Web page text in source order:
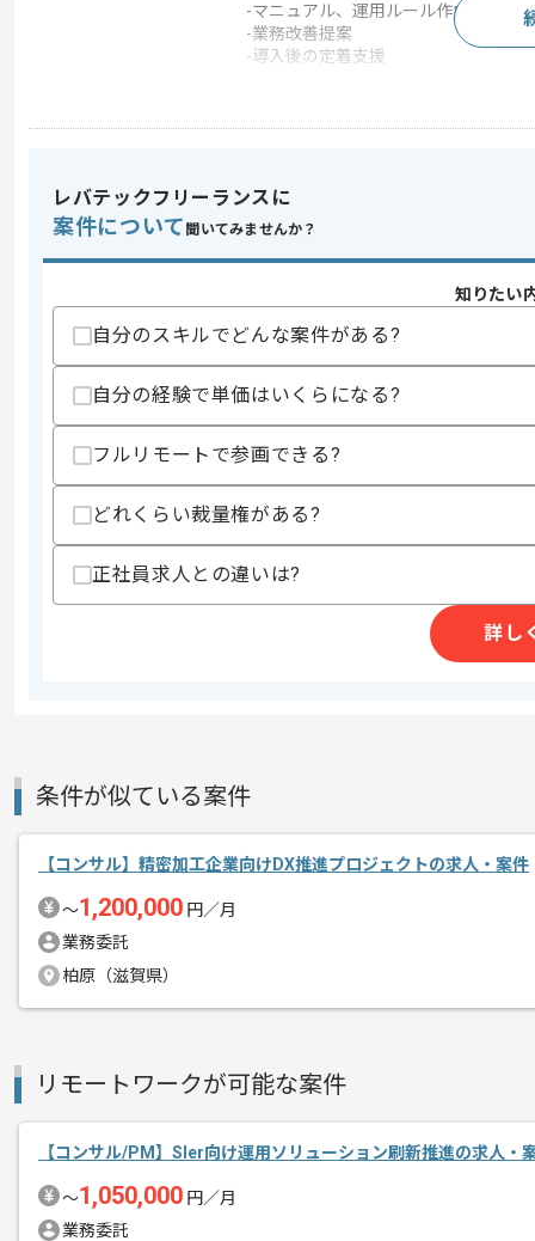
-マニュアル、運用ルール作成
-業務改善提案
-導入後の定着支援
クラウドサービス
求めるスキル
・PL、チームリーダーとしての実務経
・クライアント折衝を伴うプロジェク
・業務課題整理および改善提案経験
歓迎スキル
・PMP、簿記資格
・管理会計、財務会計に関する知見
・製造業に関する知見
・PM、PLとしてのプロジェクト管理経
スキルに不安がある方へ
上記に似た経験やスキルをお持ちであれば申
エージェントからのコ
メント
パッケージ、ソフトウェア、クラウド
を展開している企業でございます。
ITコンサルタントとしての実務経験を活
基本的には一部リモートでの作業を見込
レバテックフリーランスに
案件について 聞いてみませんか？
知りたい
自分のスキルでどんな案件がある?
自分の経験で単価はいくらになる?
フルリモートで参画できる?
どれくらい裁量権がある?
正社員求人との違いは?
詳し
条件が似ている案件
【コンサル】精密加工企業向けDX推進プロジェクトの求人・案件
〜1,200,000 円／月
業務委託
柏原（滋賀県）
リモートワークが可能な案件
【コンサル/PM】SIer向け運用ソリューション刷新推進の求人・
〜1,050,000 円／月
業務委託